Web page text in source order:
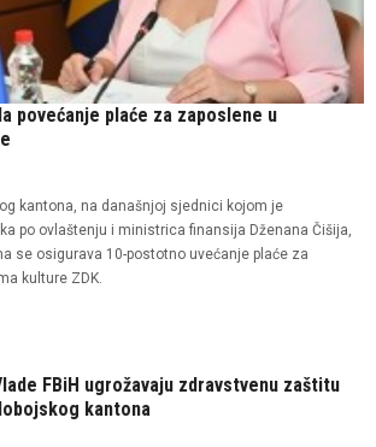
povećanje plaće za zaposlene u
kantona, na današnjoj sjednici kojom je
po ovlaštenju i ministrica finansija Dženana Čišija,
se osigurava 10-postotno uvećanje plaće za
kulture ZDK.
FBiH ugrožavaju zdravstvenu zaštitu
kantona